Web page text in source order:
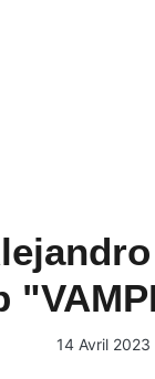
14 Avril 2023